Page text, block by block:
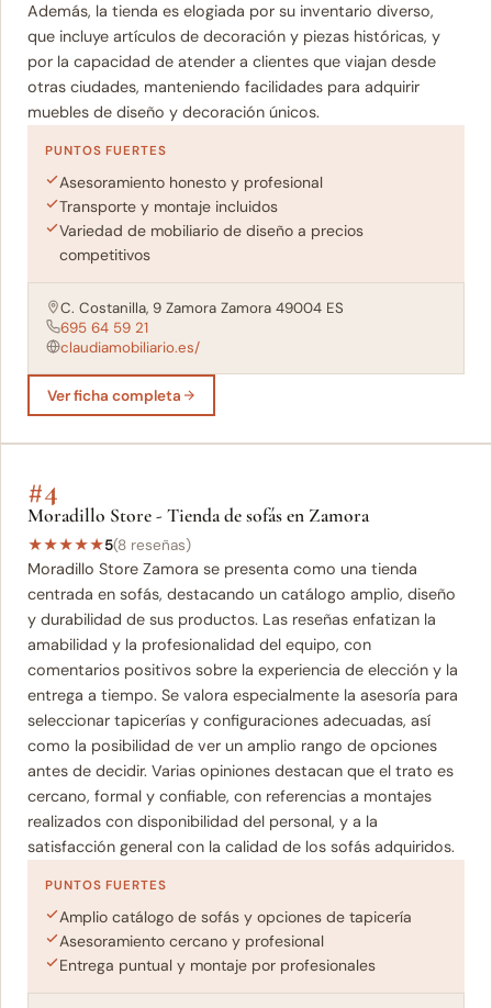
Además, la tienda es elogiada por su inventario diverso,
que incluye artículos de decoración y piezas históricas, y
por la capacidad de atender a clientes que viajan desde
otras ciudades, manteniendo facilidades para adquirir
muebles de diseño y decoración únicos.
PUNTOS FUERTES
Asesoramiento honesto y profesional
Transporte y montaje incluidos
Variedad de mobiliario de diseño a precios
competitivos
C. Costanilla, 9 Zamora Zamora 49004 ES
695 64 59 21
claudiamobiliario.es/
Ver ficha completa
#4
Moradillo Store - Tienda de sofás en Zamora
★★★★★5(8 reseñas)
Moradillo Store Zamora se presenta como una tienda
centrada en sofás, destacando un catálogo amplio, diseño
y durabilidad de sus productos. Las reseñas enfatizan la
amabilidad y la profesionalidad del equipo, con
comentarios positivos sobre la experiencia de elección y la
entrega a tiempo. Se valora especialmente la asesoría para
seleccionar tapicerías y configuraciones adecuadas, así
como la posibilidad de ver un amplio rango de opciones
antes de decidir. Varias opiniones destacan que el trato es
cercano, formal y confiable, con referencias a montajes
realizados con disponibilidad del personal, y a la
satisfacción general con la calidad de los sofás adquiridos.
PUNTOS FUERTES
Amplio catálogo de sofás y opciones de tapicería
Asesoramiento cercano y profesional
Entrega puntual y montaje por profesionales